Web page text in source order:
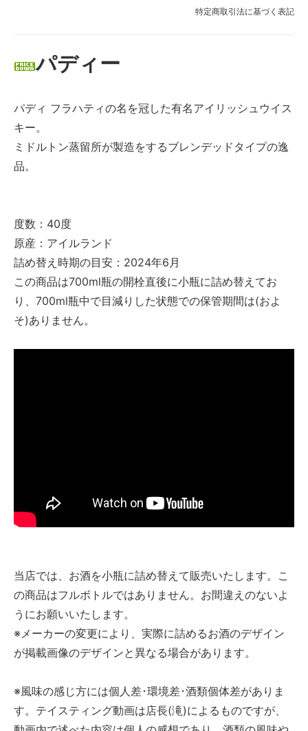
特定商取引法に基づく表記
パディー
パディ フラハティの名を冠した有名アイリッシュウイス
キー。
ミドルトン蒸留所が製造をするブレンデッドタイプの逸
品。
度数：40度
原産：アイルランド
詰め替え時期の目安：2024年6月
この商品は700ml瓶の開栓直後に小瓶に詰め替えてお
り、700ml瓶中で目減りした状態での保管期間は(およ
そ)ありません。
当店では、お酒を小瓶に詰め替えて販売いたします。こ
の商品はフルボトルではありません。お間違えのないよ
うにお願いいたします。
※メーカーの変更により、実際に詰めるお酒のデザイン
が掲載画像のデザインと異なる場合があります。
※風味の感じ方には個人差･環境差･酒類個体差がありま
す。テイスティング動画は店長(滝)によるものですが、